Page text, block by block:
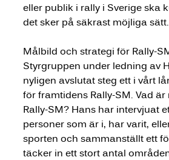
eller publik i rally i Sverige ska
det sker på säkrast möjliga sätt.
Målbild och strategi för Rally-
Styrgruppen under ledning av
nyligen avslutat steg ett i vårt
för framtidens Rally-SM. Vad
Rally-SM? Hans har intervjuat
personer som är i, har varit,
sporten och sammanställt ett
täcker in ett stort antal